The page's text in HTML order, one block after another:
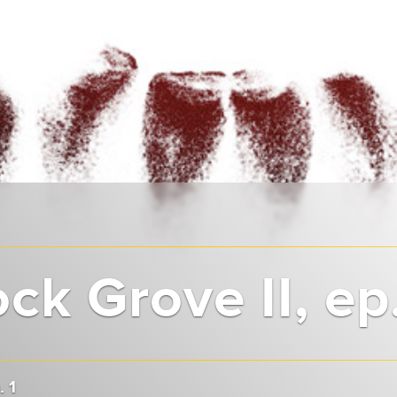
Grove II,
1